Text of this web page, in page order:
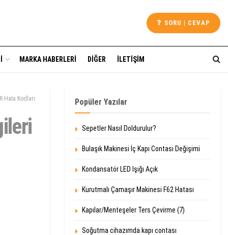
SORU | CEVAP
MARKA HABERLERI DIĞER İLETIŞIM
Hata Kodları Popüler Yazılar
Sepetler Nasıl Doldurulur?
Bulaşık Makinesi İç Kapı Contası Değişimi
Kondansatör LED Işığı Açık
Kurutmalı Çamaşır Makinesi F62 Hatası
Kapılar/Menteşeler Ters Çevirme (7)
Soğutma cihazımda kapı contası